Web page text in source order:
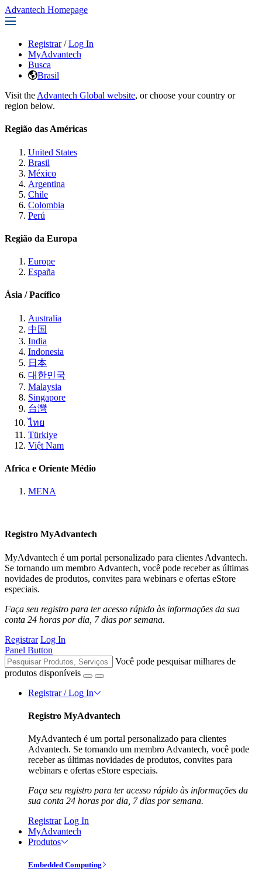
Advantech Homepage
Registrar / Log In
MyAdvantech
Busca
Brasil
Visit the Advantech Global website, or choose your country or
region below.
Região das Américas
United States
Brasil
México
Argentina
Chile
Colombia
Perú
Região da Europa
Europe
España
Ásia / Pacífico
Australia
中国
India
Indonesia
日本
대한민국
Malaysia
Singapore
台灣
ไทย
Türkiye
Việt Nam
Africa e Oriente Médio
MENA
Registro MyAdvantech
MyAdvantech é um portal personalizado para clientes Advantech.
Se tornando um membro Advantech, você pode receber as últimas
novidades de produtos, convites para webinars e ofertas eStore
especiais.
Faça seu registro para ter acesso rápido às informações da sua
conta 24 horas por dia, 7 dias por semana.
Registrar Log In
Panel Button
Você pode pesquisar milhares de
produtos disponíveis
Registrar / Log In
Registro MyAdvantech
MyAdvantech é um portal personalizado para clientes
Advantech. Se tornando um membro Advantech, você pode
receber as últimas novidades de produtos, convites para
webinars e ofertas eStore especiais.
Faça seu registro para ter acesso rápido às informações da
sua conta 24 horas por dia, 7 dias por semana.
Registrar Log In
MyAdvantech
Produtos
Embedded Computing